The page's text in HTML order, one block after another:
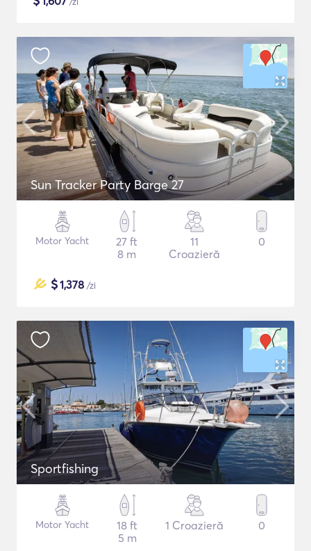
Sun Tracker Party Barge 27
Motor Yacht
27 ft
8 m
11
Croazieră
0
$1,378 /zi
Sportfishing
Motor Yacht
18 ft
5 m
1 Croazieră 0